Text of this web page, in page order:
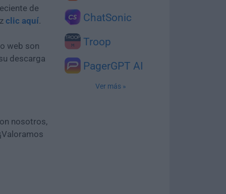
ChatSonic
Troop
PagerGPT AI
Ver más »
de
clic aquí.
web son
descarga
nosotros,